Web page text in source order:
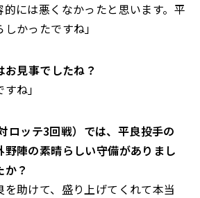
的には悪くなかったと思います。平
かったですね」
お見事でしたね？
ね」
ロッテ3回戦）では、平良投手の
陣の素晴らしい守備がありまし
？
助けて、盛り上げてくれて本当